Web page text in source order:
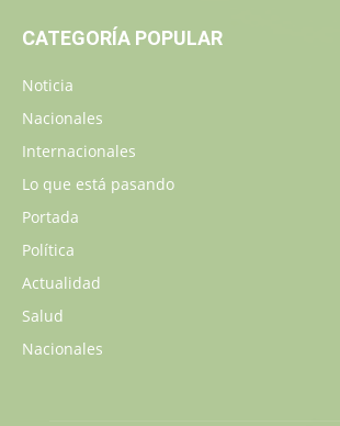
CATEGORÍA POPULAR
Noticia
Nacionales
Internacionales
Lo que está pasando
Portada
Política
Actualidad
Salud
Nacionales